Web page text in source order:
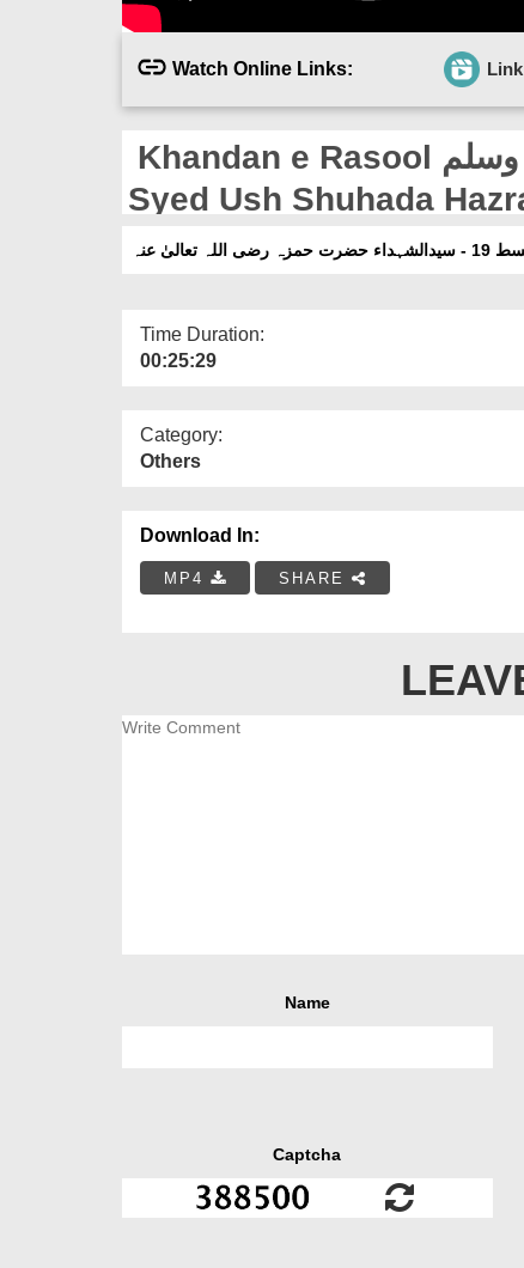
Watch Online Links:
Khandan e Rasool صلی اللہ علیہ وآلہ وسلم Ep 19 -
عنہ
Time Duration:
00:25:29
Category:
Others
Download In:
MP4 SHARE
Name
Captcha